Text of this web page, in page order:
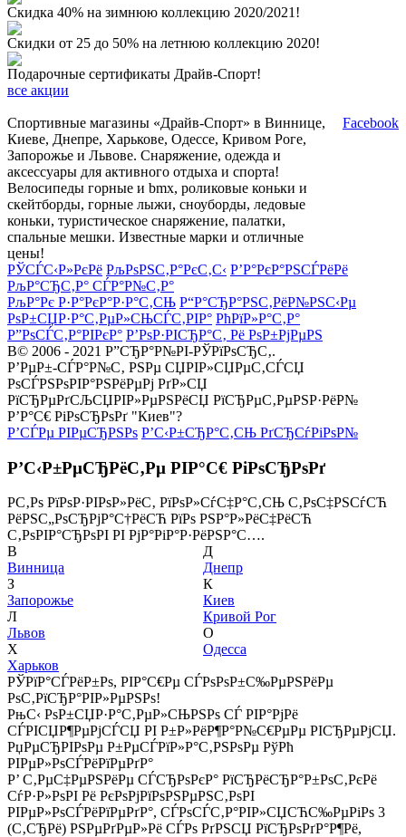
Скидка 40% на зимнюю коллекцию 2020/2021!
Скидки от 25 до 50% на летнюю коллекцию 2020!
Подарочные сертификаты Драйв-Спорт!
все акции
Спортивные магазины «Драйв-Спорт» в Виннице,
Киеве, Днепре, Харькове, Одессе, Кривом Роге,
Запорожье и Львове. Снаряжение, одежда и
аксессуары для активного отдыха и спорта!
Велосипеды горные и bmx, роликовые коньки и
скейтборды, горные лыжи, сноуборды, ледовые
коньки, туристическое снаряжение, палатки,
спальные мешки. Известные марки и отличные
цены!
Facebook
РЎСЃС‹Р»РєРё РљРѕРЅС‚Р°РєС‚С‹ Р’Р°РєР°РЅСЃРёРё
РљР°СЂС‚Р° СЃР°Р№С‚Р°
РљР°Рє Р·Р°РєР°Р·Р°С‚СЊ Р“Р°СЂР°РЅС‚РёР№РЅС‹Рµ
РѕР±СЏР·Р°С‚РµР»СЊСЃС‚РІР° РћРїР»Р°С‚Р°
Р”РѕСЃС‚Р°РІРєР° Р’РѕР·РІСЂР°С‚ Рё РѕР±РјРµРЅ
В© 2006 - 2021 Р”СЂР°Р№РІ-РЎРїРѕСЂС‚.
Р’РµР±-СЃР°Р№С‚ РЅРµ СЏРІР»СЏРµС‚СЃСЏ
РѕСЃРЅРѕРІР°РЅРёРµРј РґР»СЏ
РїСЂРµРґСЉСЏРІР»РµРЅРёСЏ РїСЂРµС‚РµРЅР·РёР№
Р’Р°С€ РіРѕСЂРѕРґ "Киев"?
Р’СЃРµ РІРµСЂРЅРѕ Р’С‹Р±СЂР°С‚СЊ РґСЂСѓРіРѕР№
Р’С‹Р±РµСЂРёС‚Рµ РІР°С€ РіРѕСЂРѕРґ
Р­С‚Рѕ РїРѕР·РІРѕР»РёС‚ РїРѕР»СѓС‡Р°С‚СЊ С‚РѕС‡РЅСѓСЋ
РёРЅС„РѕСЂРјР°С†РёСЋ РїРѕ РЅР°Р»РёС‡РёСЋ
С‚РѕРІР°СЂРѕРІ РІ РјР°РіР°Р·РёРЅР°С….
В
Винница
З
Запорожье
Л
Львов
Х
Харьков
Д
Днепр
К
Киев
Кривой Рог
О
Одесса
РЎРїР°СЃРёР±Рѕ, РІР°С€Рµ СЃРѕРѕР±С‰РµРЅРёРµ
РѕС‚РїСЂР°РІР»РµРЅРѕ!
РњС‹ РѕР±СЏР·Р°С‚РµР»СЊРЅРѕ СЃ РІР°РјРё
СЃРІСЏР¶РµРјСЃСЏ РІ Р±Р»РёР¶Р°Р№С€РµРµ РІСЂРµРјСЏ.
РџРµСЂРІРѕРµ Р±РµСЃРїР»Р°С‚РЅРѕРµ РўРћ
РІРµР»РѕСЃРёРїРµРґР°
Р’ С‚РµС‡РµРЅРёРµ СЃСЂРѕРєР° РїСЂРёСЂР°Р±РѕС‚РєРё
СѓР·Р»РѕРІ Рё РєРѕРјРїРѕРЅРµРЅС‚РѕРІ
РІРµР»РѕСЃРёРїРµРґР°, СЃРѕСЃС‚Р°РІР»СЏСЋС‰РµРіРѕ 3
(С‚СЂРё) РЅРµРґРµР»Рё СЃРѕ РґРЅСЏ РїСЂРѕРґР°Р¶Рё,